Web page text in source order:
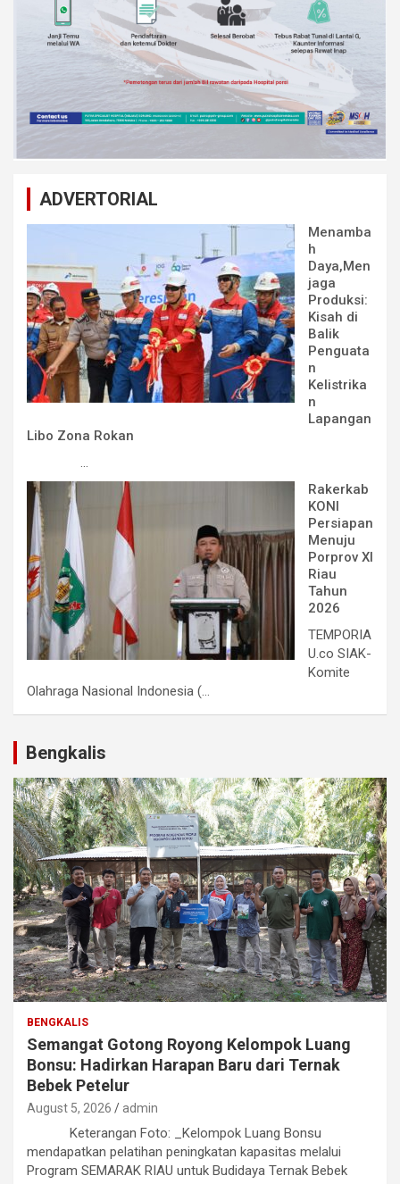
ADVERTORIAL
Menamba
h
Daya,Men
jaga
Produksi:
Kisah di
Balik
Penguata
n
Kelistrika
n
Lapangan
Libo Zona Rokan
...
Rakerkab
KONI
Persiapan
Menuju
Porprov XI
Riau
Tahun
2026
TEMPORIA
U.co SIAK-
Komite
Olahraga Nasional Indonesia (...
Bengkalis
BENGKALIS
Semangat Gotong Royong Kelompok Luang
Bonsu: Hadirkan Harapan Baru dari Ternak
Bebek Petelur
August 5, 2026 admin
Keterangan Foto: _Kelompok Luang Bonsu
mendapatkan pelatihan peningkatan kapasitas melalui
Program SEMARAK RIAU untuk Budidaya Ternak Bebek